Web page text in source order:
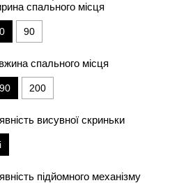
спального місця
90
спального місця
200
висувної скриньки
підйомного механізму